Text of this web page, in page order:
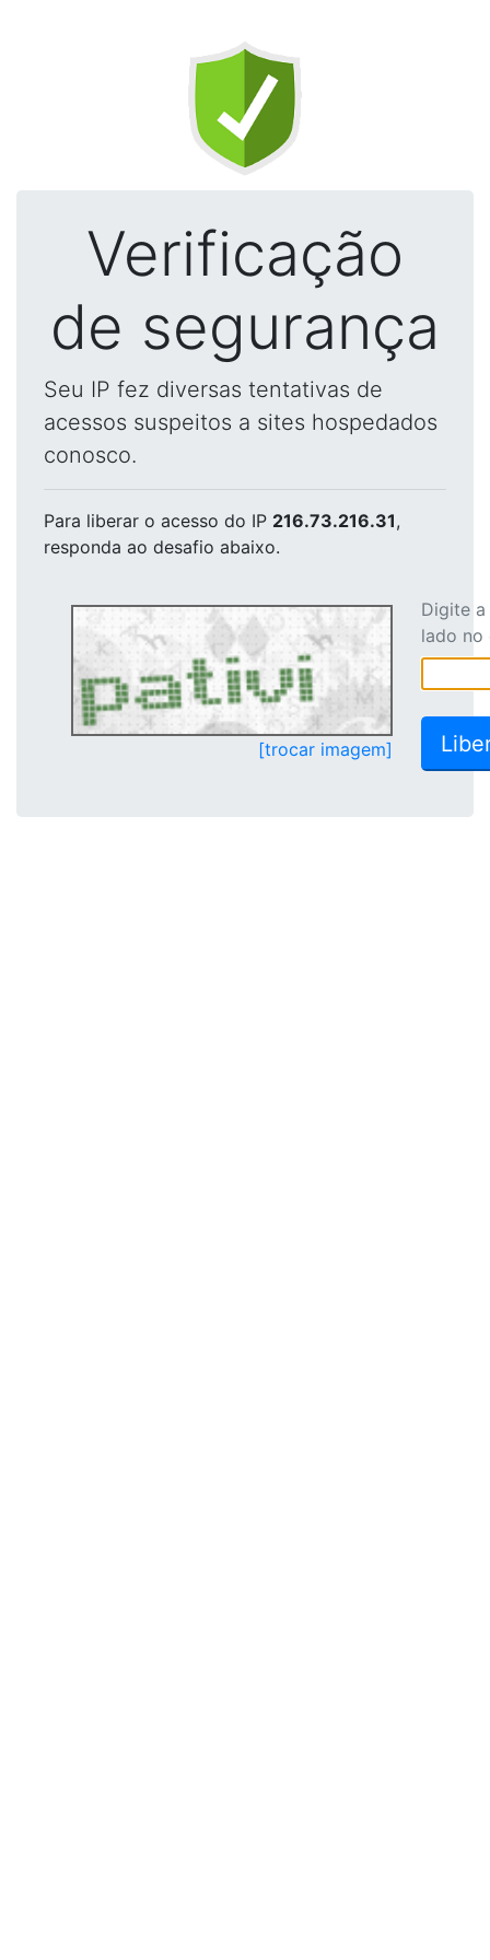
Verificação
de segurança
Seu IP fez diversas tentativas de
acessos suspeitos a sites hospedados
conosco.
Para liberar o acesso do IP 216.73.216.31,
responda ao desafio abaixo.
[trocar imagem]
Digite
lado no